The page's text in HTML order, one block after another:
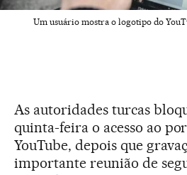
Um usuário mostra o logotipo do
As autoridades turcas
quinta-feira o acesso ao
YouTube, depois que
importante reunião de